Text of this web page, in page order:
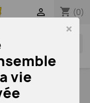
×
vie
shopping_cart (0)
